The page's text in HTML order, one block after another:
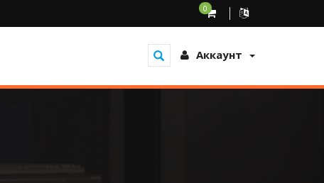
0
Аккаунт